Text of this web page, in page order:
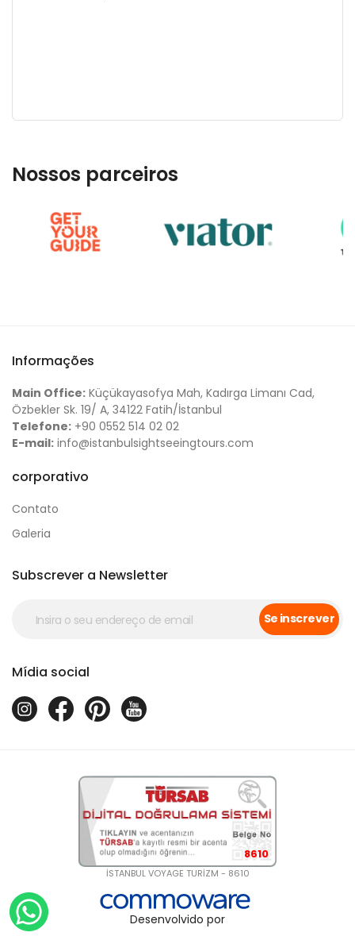
Nossos parceiros
Informações
Main Office: Küçükayasofya Mah, Kadırga Limanı Cad,
Özbekler Sk. 19/ A, 34122 Fatih/İstanbul
Telefone: +90 0552 514 02 02
E-mail: info@istanbulsightseeingtours.com
corporativo
Contato
Galeria
Subscrever a Newsletter
Se inscrever
Mídia social
8610
İSTANBUL VOYAGE TURİZM - 8610
Desenvolvido por